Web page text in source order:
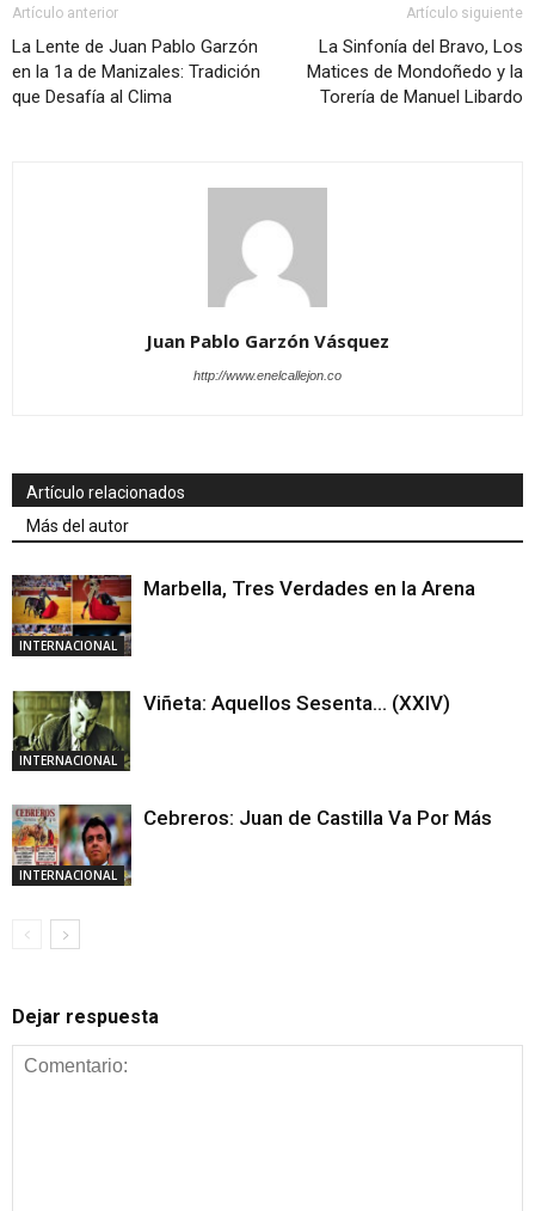
Artículo anterior
La Lente de Juan Pablo Garzón
en la 1a de Manizales: Tradición
que Desafía al Clima
Artículo siguiente
La Sinfonía del Bravo, Los
Matices de Mondoñedo y la
Torería de Manuel Libardo
Juan Pablo Garzón Vásquez
http://www.enelcallejon.co
Artículo relacionados
Más del autor
INTERNACIONAL
Marbella, Tres Verdades en la Arena
INTERNACIONAL
Viñeta: Aquellos Sesenta… (XXIV)
INTERNACIONAL
Cebreros: Juan de Castilla Va Por Más
Dejar respuesta